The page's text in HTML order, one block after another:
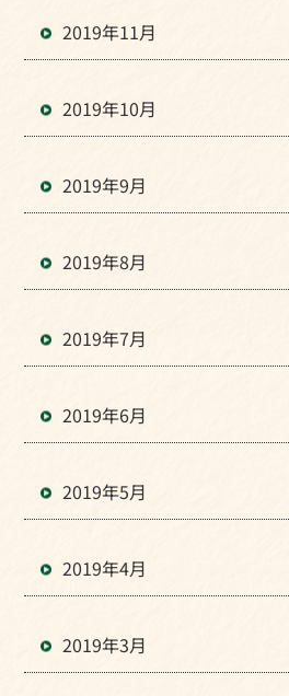
2019年11月
2019年10月
2019年9月
2019年8月
2019年7月
2019年6月
2019年5月
2019年4月
2019年3月